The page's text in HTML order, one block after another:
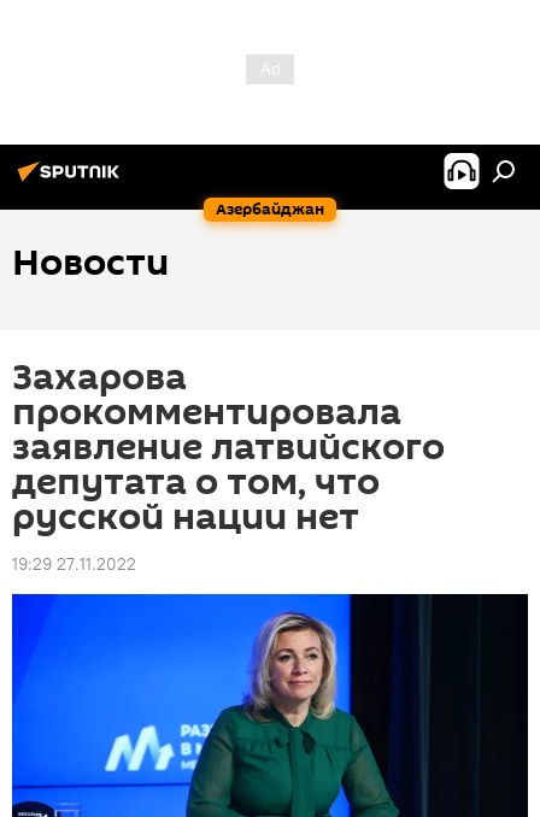
Азербайджан
Новости
Захарова
прокомментировала
заявление латвийского
депутата о том, что
русской нации нет
19:29 27.11.2022